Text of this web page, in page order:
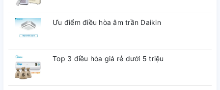
Ưu điểm điều hòa âm trần Daikin
Top 3 điều hòa giá rẻ dưới 5 triệu